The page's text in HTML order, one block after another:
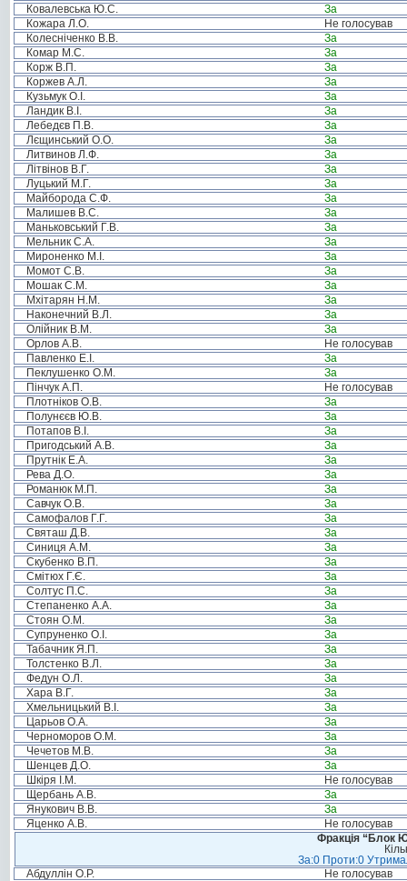
Ковалевська Ю.С.
За
Кожара Л.О.
Не голосував
Колесніченко В.В.
За
Комар М.С.
За
Корж В.П.
За
Коржев А.Л.
За
Кузьмук О.І.
За
Ландик В.І.
За
Лебедєв П.В.
За
Лєщинський О.О.
За
Литвинов Л.Ф.
За
Літвінов В.Г.
За
Луцький М.Г.
За
Майборода С.Ф.
За
Малишев В.С.
За
Маньковський Г.В.
За
Мельник С.А.
За
Мироненко М.І.
За
Момот С.В.
За
Мошак С.М.
За
Мхітарян Н.М.
За
Наконечний В.Л.
За
Олійник В.М.
За
Орлов А.В.
Не голосував
Павленко Е.І.
За
Пеклушенко О.М.
За
Пінчук А.П.
Не голосував
Плотніков О.В.
За
Полунєєв Ю.В.
За
Потапов В.І.
За
Пригодський А.В.
За
Прутнік Е.А.
За
Рева Д.О.
За
Романюк М.П.
За
Савчук О.В.
За
Самофалов Г.Г.
За
Святаш Д.В.
За
Синиця А.М.
За
Скубенко В.П.
За
Смітюх Г.Є.
За
Солтус П.С.
За
Степаненко А.А.
За
Стоян О.М.
За
Супруненко О.І.
За
Табачник Я.П.
За
Толстенко В.Л.
За
Федун О.Л.
За
Хара В.Г.
За
Хмельницький В.І.
За
Царьов О.А.
За
Черноморов О.М.
За
Чечетов М.В.
За
Шенцев Д.О.
За
Шкіря І.М.
Не голосував
Щербань А.В.
За
Янукович В.В.
За
Яценко А.В.
Не голосував
Фракція “Блок
За:0 Проти:0
Абдуллін О.Р.
Не голосував